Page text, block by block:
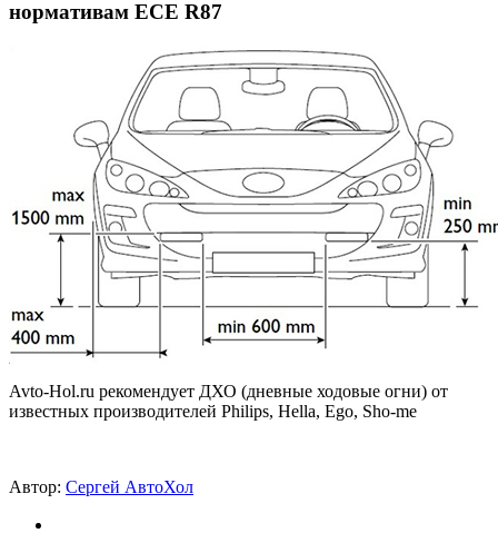
нормативам ECE R87
Avto-Hol.ru рекомендует ДХО (дневные ходовые огни) от
известных производителей Philips, Hella, Ego, Sho-me
Автор: Сергей АвтоХол